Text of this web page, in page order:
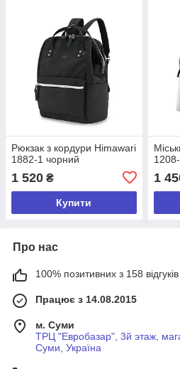
Рюкзак з кордури Himawari
1882-1 чорний
1 520 ₴
Купити
1
Про нас
100% позитивних з 158 відгуків
Працює з 14.08.2015
м. Суми
ТРЦ "Евробазар", 3й этаж,
Суми, Україна